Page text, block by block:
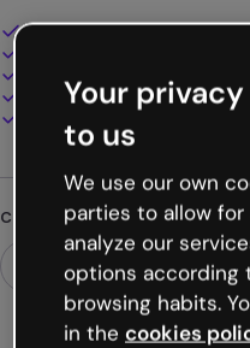
Design interattivo e animato
Presenta, condividi o
Scarica in PDF, MP4 e altri
Cerchi qualcosa di diverso?
Your
to us
We use our own
parties to allow
analyze our
options according
browsing habits.
in the cookies